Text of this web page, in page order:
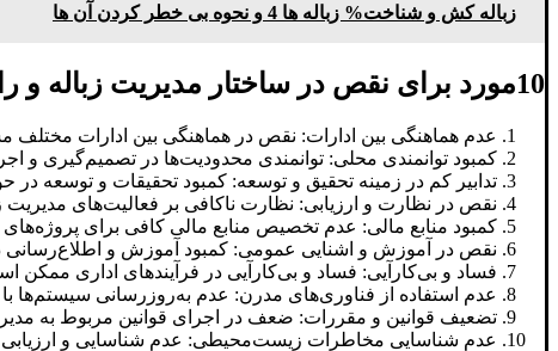
زباله کش و شناخت% زباله ها 4 و نحوه بی خطر کردن آن ها
10مورد برای نقص در ساختار مدیریت زباله و راهکارهای توسعه‌دهنده
عدم هماهنگی بین ادارات: نقص در هماهنگی بین ادارات مختلف
کمبود توانمندی محلی: توانمندی محدودیت‌ها در تصمیم‌گیری و
تدابیر کم در زمینه تحقیق و توسعه: کمبود تحقیقات و توسعه
نقص در نظارت و ارزیابی: نظارت ناکافی بر فعالیت‌های
کمبود منابع مالی: عدم تخصیص منابع مالی کافی برای
نقص در آموزش و اشنایی عمومی: کمبود آموزش و
فساد و بی‌کارآیی: فساد و بی‌کارآیی در فرآیندهای اداری
عدم استفاده از فناوری‌های مدرن: عدم به‌روزرسانی سیستم‌ها
تضعیف قوانین و مقررات: ضعف در اجرای قوانین مربوط به
عدم شناسایی مخاطرات زیست‌محیطی: عدم شناسایی و